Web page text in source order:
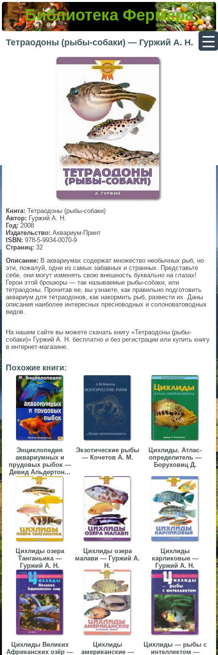
Библиотека Фермера
Тетраодоны (рыбы-собаки) — Гуржий А. Н.
Книга: Тетраодоны (рыбы-собаки)
Автор: Гуржий А. Н.
Год: 2008
Издательство: Аквариум-Принт
ISBN: 978-5-9934-0070-9
Страниц: 32
Описание: В аквариумах содержат множество необычных рыб, но
эти, пожалуй, одни из самых забавных и странных. Представьте
себе, они могут изменять свою внешность буквально на глазах!
Герои этой брошюры — так называемые рыбы-собаки, или
тетраодоны. Прочитав ее, вы узнаете, как правильно подготовить
аквариум для тетраодонов, как накормить рыб, развести их. Даны
описания наиболее интересных пресноводных и солоноватоводных
видов.
На нашем сайте вы можете скачать книгу «Тетраодоны (рыбы-
собаки)» Гуржий А. Н. бесплатно и без регистрации или купить книгу
в интернет-магазине.
Похожие книги:
Энциклопедия
аквариумных и
прудовых рыбок —
Девид Альдертон...
Экзотические рыбы
— Кочетов А. М.
Цихлиды. Атлас-
определитель —
Боруховиц Д.
Цихлиды озера
Танганьика —
Гуржий А. Н.
Цихлиды озера
малави — Гуржий А.
Н.
Цихлиды
карликовые —
Гуржий А. Н.
Цихлиды Великих
Африканских озёр —
Цихлиды
американские —
Цихлиды — рыбы с
интеллектом —
▼
▼
▼
▼
▼
▼
▼